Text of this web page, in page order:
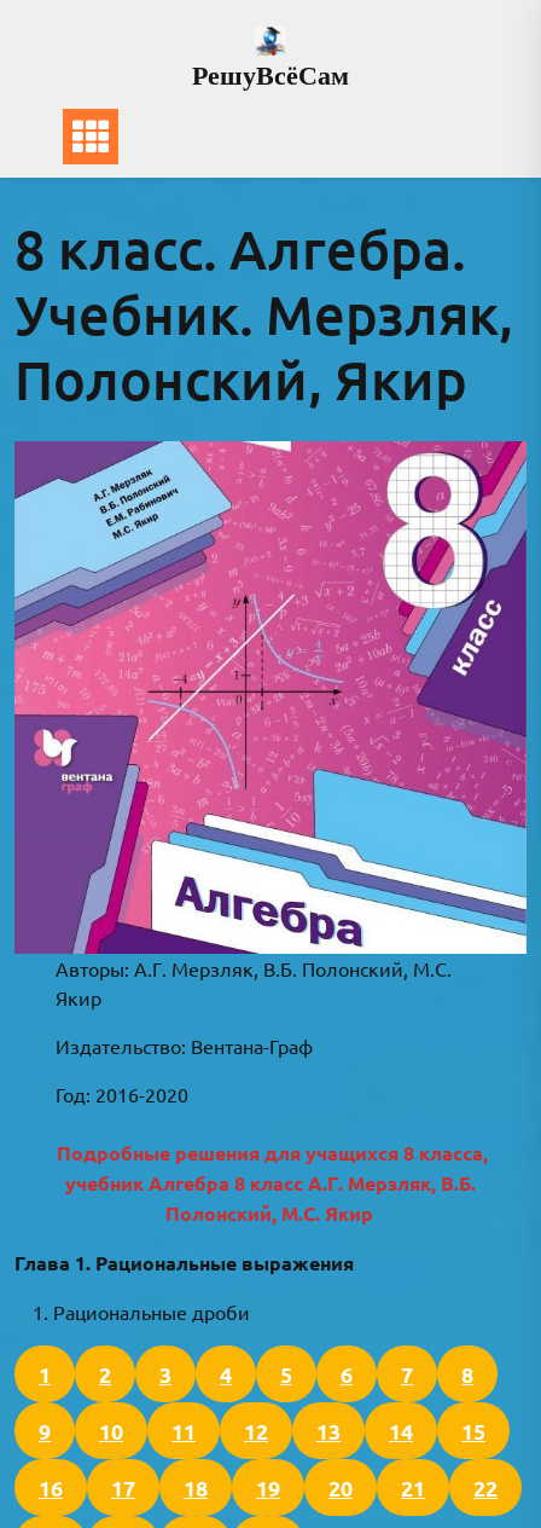
РешуВсёСам
8 класс. Алгебра.
Учебник. Мерзляк,
Полонский, Якир
Авторы: А.Г. Мерзляк, В.Б. Полонский, М.С.
Якир
Издательство: Вентана-Граф
Год: 2016-2020
Подробные решения для учащихся 8 класса,
учебник Алгебра 8 класс А.Г. Мерзляк, В.Б.
Полонский, М.С. Якир
Глава 1. Рациональные выражения
Рациональные дроби
1 2 3 4 5 6 7 8
9 10 11 12 13 14 15
16 17 18 19 20 21 22